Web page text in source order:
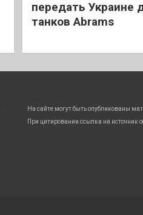
передать Украине
танков Abrams
На сайте могут быть опубликованы
При цитировании ссылка на источник